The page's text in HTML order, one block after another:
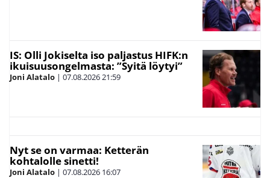
IS: Olli Jokiselta iso paljastus HIFK:n
ikuisuusongelmasta: ”Syitä löytyi”
Joni Alatalo | 07.08.202621:59
Nyt se on varmaa: Ketterän
kohtalolle sinetti!
Joni Alatalo | 07.08.2026 16:07